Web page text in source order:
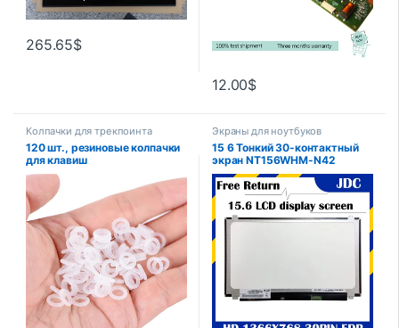
265.65$
12.00$
Колпачки для трекпоинта
120 шт., резиновые колпачки
для клавиш
Экраны для ноутбуков
15 6 Тонкий 30-контактный
экран NT156WHM-N42
NT156WHM-N32 N12
B156XTN07.1 B156XTN07.0
B156XTN04.5 B156XTN04.6
N156BGE-EA2 EB1 E42